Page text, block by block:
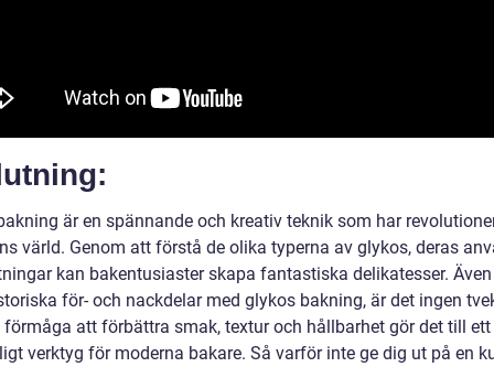
är en spännande och kreativ teknik som har
värld. Genom att förstå de olika typerna av glykos, deras
kan bakentusiaster skapa fantastiska delikatesser.
för- och nackdelar med glykos bakning, är det ingen
förmåga att förbättra smak, textur och hållbarhet gör det till ett
verktyg för moderna bakare. Så varför inte ge dig ut på en